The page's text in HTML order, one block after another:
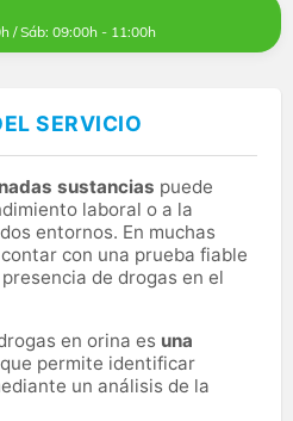
/ Sáb: 09:00h - 11:00h
SERVICIO
sustancias puede
laboral o a la
entornos. En muchas
con una prueba fiable
de drogas en el
en orina es una
que permite identificar
un análisis de la